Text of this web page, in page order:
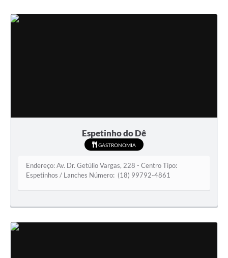
Espetinho do Dê
GASTRONOMIA
Endereço: Av. Dr. Getúlio Vargas, 228 - Centro Tipo:
Espetinhos / Lanches Número: (18) 99792-4861